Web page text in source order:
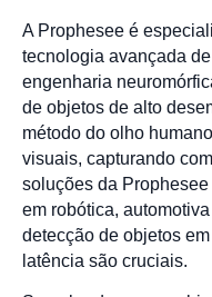
A Prophesee é
tecnologia avançada
engenharia
de objetos de alto
método do olho
visuais, capturando
soluções da
em robótica,
detecção de objetos
latência são cruciais.